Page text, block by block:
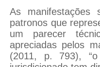
As manifestações
patronos que
um parecer
apreciadas pelos
(2011, p. 793),